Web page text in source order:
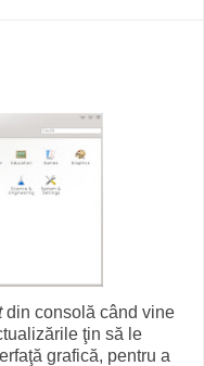
din consolă când vine
ţin să le
grafică, pentru a